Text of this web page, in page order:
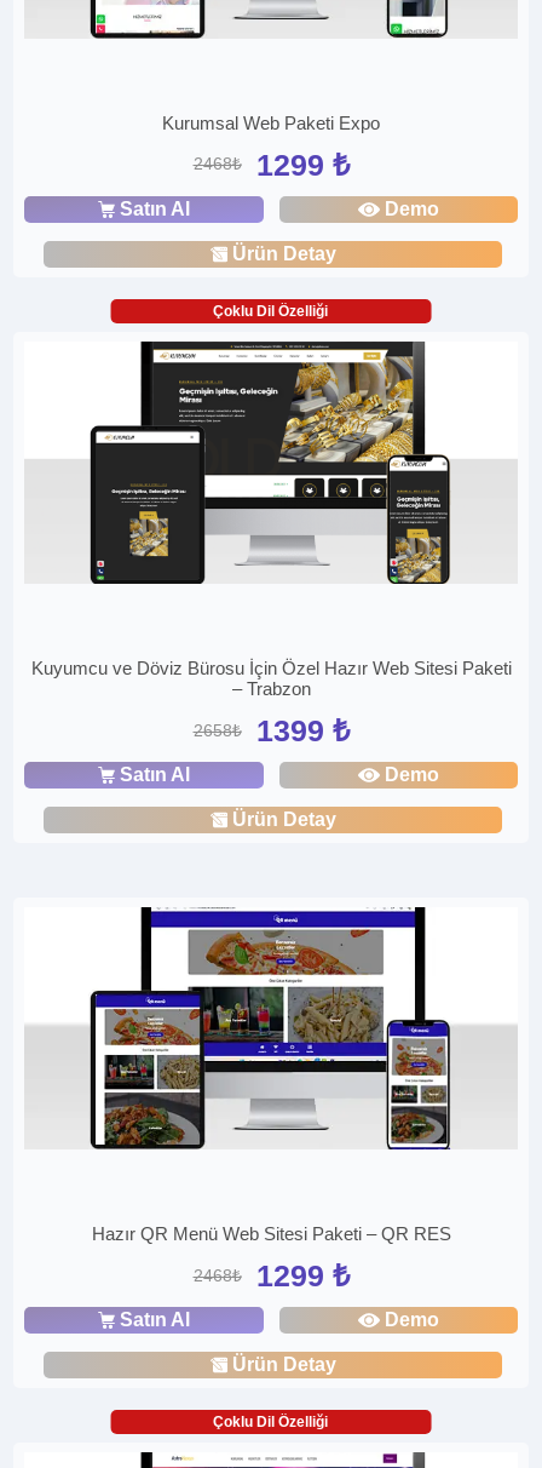
Kurumsal Web Paketi Expo
2468₺ 1299 ₺
Satın Al Demo
Ürün Detay
Çoklu Dil Özelliği
Kuyumcu ve Döviz Bürosu İçin Özel Hazır Web Sitesi Paketi
– Trabzon
2658₺ 1399 ₺
Satın Al Demo
Ürün Detay
Hazır QR Menü Web Sitesi Paketi – QR RES
2468₺ 1299 ₺
Satın Al Demo
Ürün Detay
Çoklu Dil Özelliği